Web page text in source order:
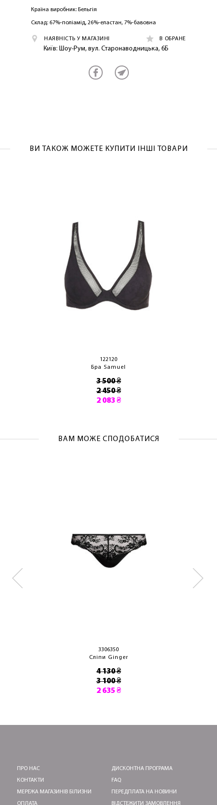
Країна виробник: Бельгія
Склад: 67%-поліамід, 26%-еластан, 7%-бавовна
НАЯВНІСТЬ У МАГАЗИНІ В ОБРАНЕ
Київ: Шоу-Рум, вул. Старонаводницька, 6Б
ВИ ТАКОЖ МОЖЕТЕ КУПИТИ ІНШІ ТОВАРИ
122120
Бра Samuel
3 500 ₴
2 450 ₴
2 083 ₴
ВАМ МОЖЕ СПОДОБАТИСЯ
3306350
Сліпи Ginger
4 130 ₴
3 100 ₴
2 635 ₴
ПРО НАС
КОНТАКТИ
МЕРЕЖА МАГАЗИНІВ БІЛИЗНИ
ОПЛАТА
ДИСКОНТНА ПРОГРАМА
FAQ
ПЕРЕДПЛАТА НА НОВИНИ
ВІДСТЕЖИТИ ЗАМОВЛЕННЯ
ОТРИМАТИ!